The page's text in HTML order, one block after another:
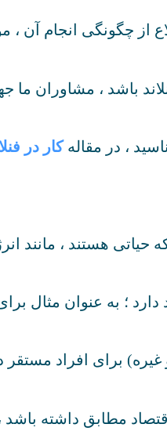
چگونگی انجام آن ،
باشد ، مشاوران ما
، در مقالهکار در
هستند ، مانند
؛ به عنوان مثال
برای افراد مستقر در
مطابق داشته